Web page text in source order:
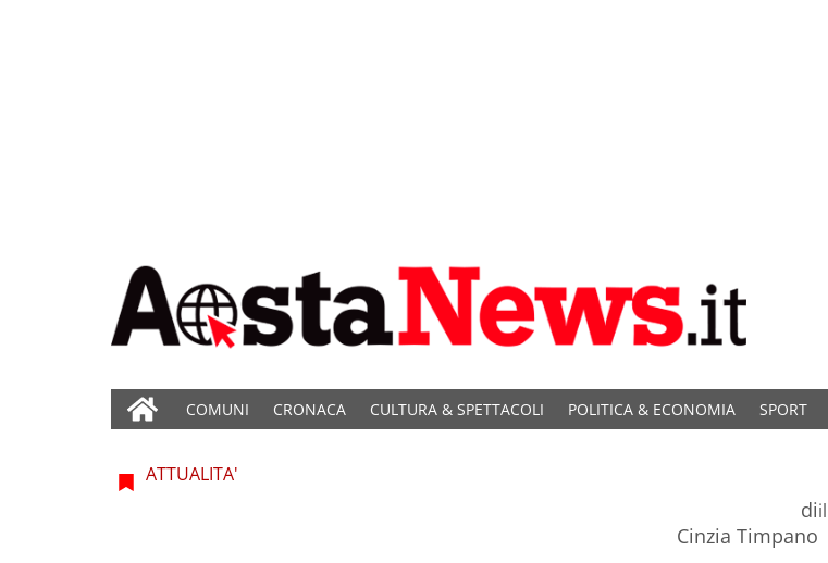
COMUNI CRONACA CULTURA & SPETTACOLI POLITICA & ECONOMIA SPORT
ATTUALITA'
di
Cinzia Timpano
il